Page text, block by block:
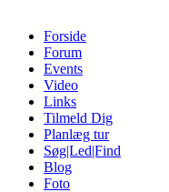
Forside
Forum
Events
Video
Links
Tilmeld Dig
Planlæg tur
Søg|Led|Find
Blog
Foto